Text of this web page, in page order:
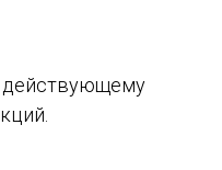
действующему